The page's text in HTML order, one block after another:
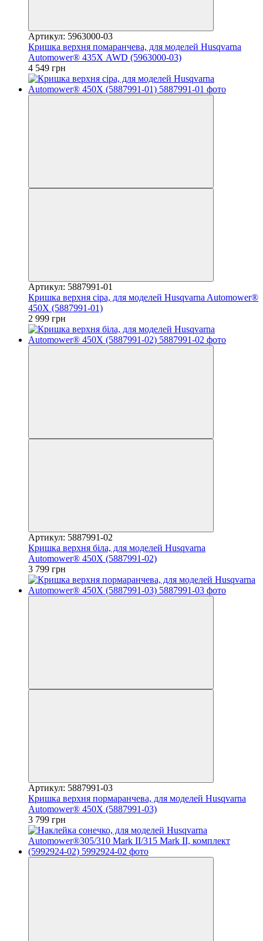
Артикул: 5963000-03
Кришка верхня помаранчева, для моделей Husqvarna
Automower® 435Х AWD (5963000-03)
4 549 грн
Артикул: 5887991-01
Кришка верхня сіра, для моделей Husqvarna Automower®
450Х (5887991-01)
2 999 грн
Артикул: 5887991-02
Кришка верхня біла, для моделей Husqvarna
Automower® 450Х (5887991-02)
3 799 грн
Артикул: 5887991-03
Кришка верхня пормаранчева, для моделей Husqvarna
Automower® 450Х (5887991-03)
3 799 грн